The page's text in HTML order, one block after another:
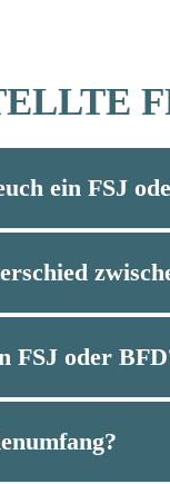
ein FSJ
FSJ oder